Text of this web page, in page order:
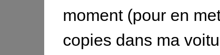
moment (pour en
copies dans ma